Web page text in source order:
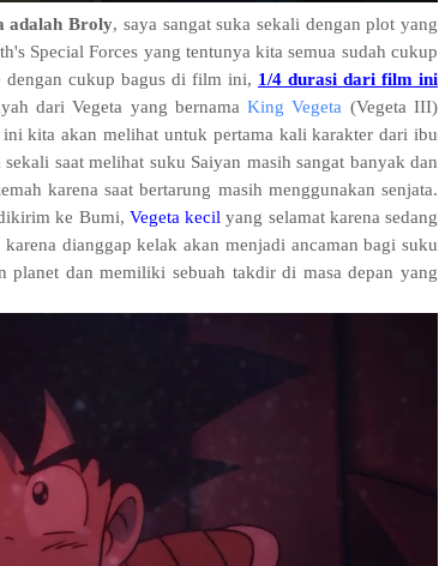
adalah Broly, saya sangat suka sekali dengan plot yang
Special Forces yang tentunya kita semua sudah cukup
dengan cukup bagus di film ini, 1/4 durasi dari film ini
dari Vegeta yang bernamaKing Vegeta (Vegeta III)
ini kita akan melihat untuk pertama kali karakter dari ibu
sekali saat melihat suku Saiyan masih sangat banyak dan
karena saat bertarung masih menggunakan senjata.
ke Bumi, Vegeta kecil yang selamat karena sedang
dianggap kelak akan menjadi ancaman bagi suku
planet dan memiliki sebuah takdir di masa depan yang